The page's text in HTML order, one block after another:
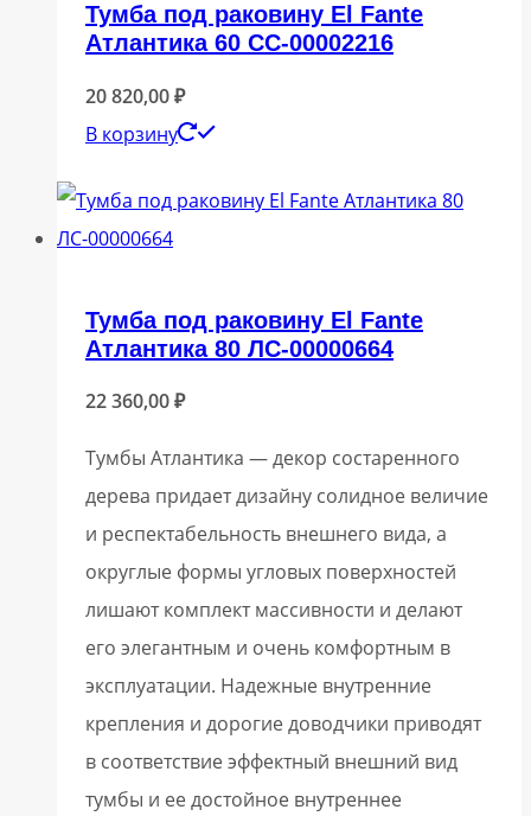
Тумба под раковину El Fante
Атлантика 60 СС-00002216
20 820,00₽
В корзину
Тумба под раковину El Fante
Атлантика 80 ЛС-00000664
22 360,00₽
Тумбы Атлантика — декор состаренного
дерева придает дизайну солидное величие
и респектабельность внешнего вида, а
округлые формы угловых поверхностей
лишают комплект массивности и делают
его элегантным и очень комфортным в
эксплуатации. Надежные внутренние
крепления и дорогие доводчики приводят
в соответствие эффектный внешний вид
тумбы и ее достойное внутреннее